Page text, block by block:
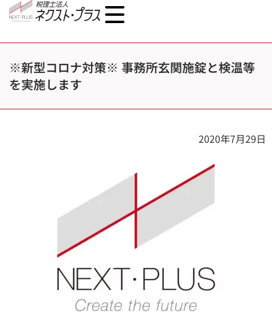
※新型コロナ対策※ 事務所玄関施錠と検温等
を実施します
2020年7月29日